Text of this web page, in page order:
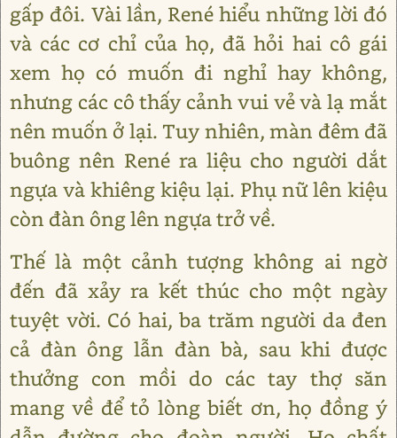
gấp đôi. Vài lần, René hiểu những lời đó
và các cơ chỉ của họ, đã hỏi hai cô gái
xem họ có muốn đi nghỉ hay không,
nhưng các cô thấy cảnh vui vẻ và lạ mắt
nên muốn ở lại. Tuy nhiên, màn đêm đã
buông nên René ra liệu cho người dắt
ngựa và khiêng kiệu lại. Phụ nữ lên kiệu
còn đàn ông lên ngựa trở về.
Thế là một cảnh tượng không ai ngờ
đến đã xảy ra kết thúc cho một ngày
tuyệt vời. Có hai, ba trăm người da đen
cả đàn ông lẫn đàn bà, sau khi được
thưởng con mồi do các tay thợ săn
mang về để tỏ lòng biết ơn, họ đồng ý